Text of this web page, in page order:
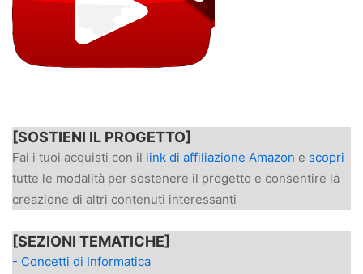
[SOSTIENI IL PROGETTO]
Fai i tuoi acquisti con il link di affiliazione Amazon e scopri
tutte le modalità per sostenere il progetto e consentire la
creazione di altri contenuti interessanti
[SEZIONI TEMATICHE]
- Concetti di Informatica